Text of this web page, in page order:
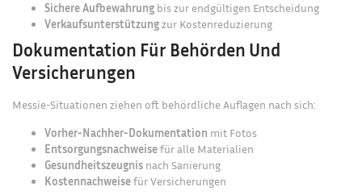
Sichere Aufbewahrung bis zur endgültigen Entscheidung
Verkaufsunterstützungzur Kostenreduzierung
Dokumentation Für Behörden Und
Versicherungen
Messie-Situationen ziehen oft behördliche Auflagen nach sich:
Vorher-Nachher-Dokumentation mit Fotos
Entsorgungsnachweisefür alle Materialien
Gesundheitszeugnis nach Sanierung
Kostennachweisefür Versicherungen